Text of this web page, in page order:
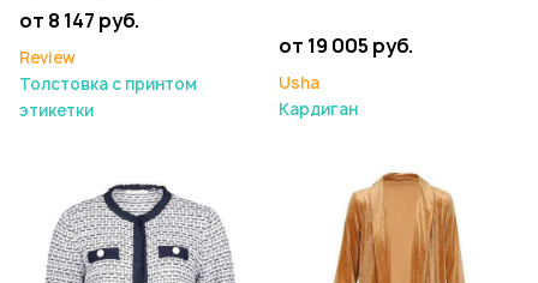
от 8 147 руб.
Review
Толстовка с принтом
этикетки
от 19 005 руб.
Usha
Кардиган